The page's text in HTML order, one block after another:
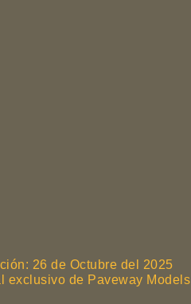
26 de Octubre del 2025
exclusivo de Paveway Models